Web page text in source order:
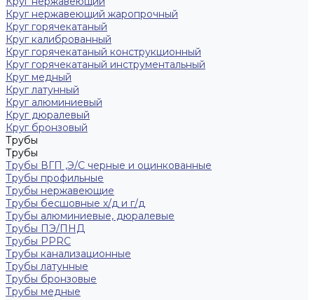
Круг нержавеющий жаропрочный
Круг горячекатаный
Круг калиброванный
Круг горячекатаный конструкционный
Круг горячекатаный инструментальный
Круг медный
Круг латунный
Круг алюминиевый
Круг дюралевый
Круг бронзовый
Трубы
Трубы
Трубы ВГП ,Э/С черные и оцинкованные
Трубы профильные
Трубы нержавеющие
Трубы бесшовные х/д и г/д
Трубы алюминиевые, дюралевые
Трубы ПЭ/ПНД
Трубы PPRC
Трубы канализационные
Трубы латунные
Трубы бронзовые
Трубы медные